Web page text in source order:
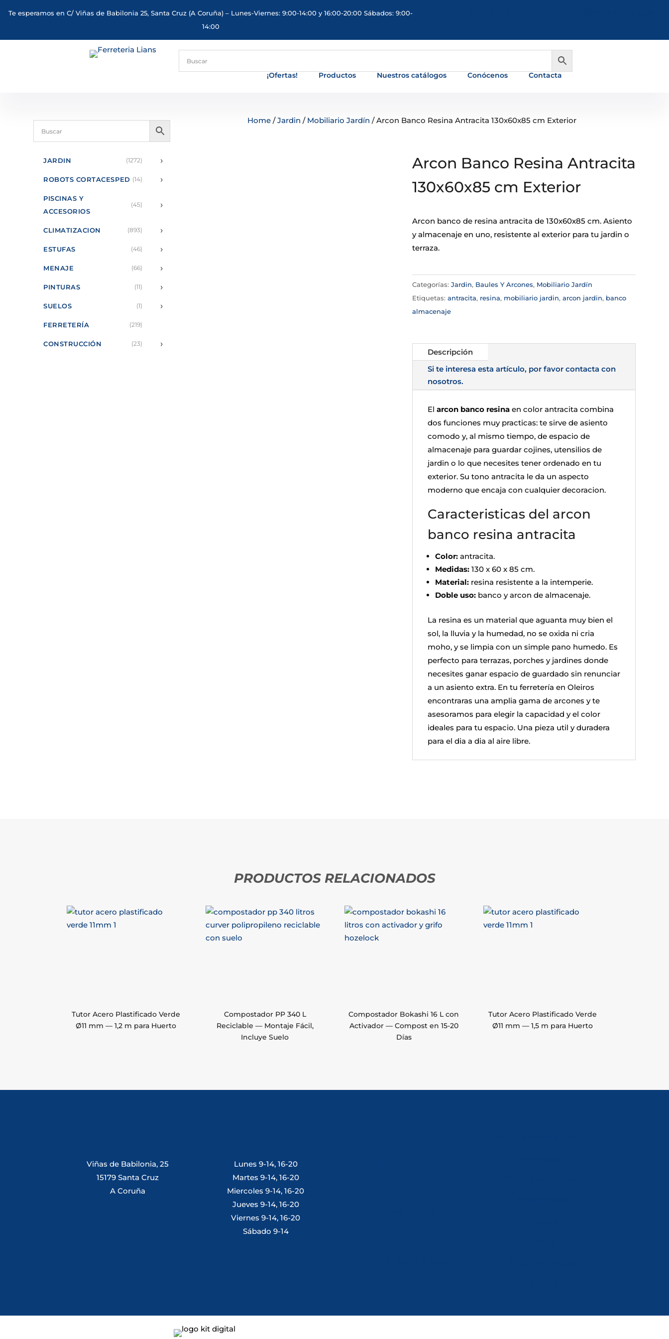
Te esperamos en C/ Viñas de Babilonia 25, Santa Cruz (A Coruña) – Lunes-Viernes: 9:00-14:00 y 16:00-20:00 Sábados: 9:00-
14:00
¡Ofertas! Productos Nuestros catálogos Conócenos Contacta
JARDIN (1272) ›
ROBOTS CORTACESPED (14) ›
PISCINAS Y
ACCESORIOS
(45) ›
CLIMATIZACION (893) ›
ESTUFAS (46) ›
MENAJE (66) ›
PINTURAS (11) ›
SUELOS (1) ›
FERRETERÍA (219)
CONSTRUCCIÓN (23) ›
Home /Jardin / Mobiliario Jardín / Arcon Banco Resina Antracita 130x60x85 cm Exterior
Arcon Banco Resina Antracita
130x60x85 cm Exterior
Arcon banco de resina antracita de 130x60x85 cm. Asiento
y almacenaje en uno, resistente al exterior para tu jardin o
terraza.
Categorías: Jardin, Baules Y Arcones, Mobiliario Jardín
Etiquetas: antracita, resina, mobiliario jardin, arcon jardin, banco
almacenaje
Descripción
Si te interesa esta artículo, por favor contacta con
nosotros.
El arcon banco resinaen color antracita combina
dos funciones muy practicas: te sirve de asiento
comodo y, al mismo tiempo, de espacio de
almacenaje para guardar cojines, utensilios de
jardin o lo que necesites tener ordenado en tu
exterior. Su tono antracita le da un aspecto
moderno que encaja con cualquier decoracion.
Caracteristicas del arcon
banco resina antracita
Color:antracita.
Medidas:130 x 60 x 85 cm.
Material:resina resistente a la intemperie.
Doble uso:banco y arcon de almacenaje.
La resina es un material que aguanta muy bien el
sol, la lluvia y la humedad, no se oxida ni cria
moho, y se limpia con un simple pano humedo. Es
perfecto para terrazas, porches y jardines donde
necesites ganar espacio de guardado sin renunciar
a un asiento extra. En tu ferretería en Oleiros
encontraras una amplia gama de arcones y te
asesoramos para elegir la capacidad y el color
ideales para tu espacio. Una pieza util y duradera
para el dia a dia al aire libre.
PRODUCTOS RELACIONADOS
Tutor Acero Plastificado Verde
Ø11 mm — 1,2 m para Huerto
Compostador PP 340 L
Reciclable — Montaje Fácil,
Incluye Suelo
Compostador Bokashi 16 L con
Activador — Compost en 15-20
Días
Tutor Acero Plastificado Verde
Ø11 mm — 1,5 m para Huerto
Viñas de Babilonia, 25
15179 Santa Cruz
A Coruña
Lunes 9-14, 16-20
Martes 9-14, 16-20
Miercoles 9-14, 16-20
Jueves 9-14, 16-20
Viernes 9-14, 16-20
Sábado 9-14